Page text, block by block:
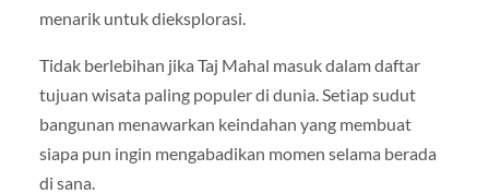
menarik untuk dieksplorasi.
Tidak berlebihan jika Taj Mahal masuk dalam daftar
tujuan wisata paling populer di dunia. Setiap sudut
bangunan menawarkan keindahan yang membuat
siapa pun ingin mengabadikan momen selama berada
di sana.